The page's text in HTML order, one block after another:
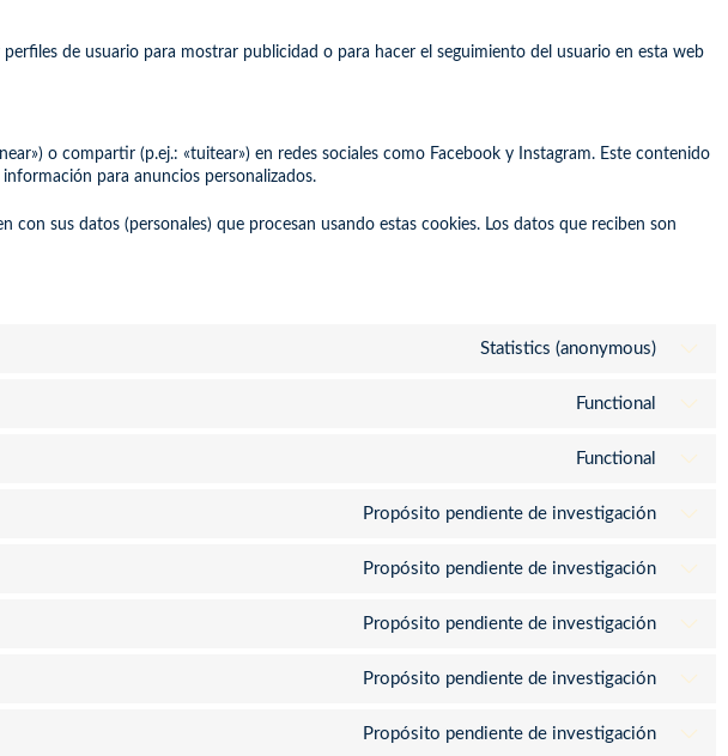
de usuario para mostrar publicidad o para hacer el seguimiento del usuario en esta web
o compartir (p.ej.: «tuitear») en redes sociales como Facebook y Instagram. Este contenido
para anuncios personalizados.
sus datos (personales) que procesan usando estas cookies. Los datos que reciben son
Statistics (anonymous)
Functional
Functional
Propósito pendiente de investigación
Propósito pendiente de investigación
Propósito pendiente de investigación
Propósito pendiente de investigación
Propósito pendiente de investigación